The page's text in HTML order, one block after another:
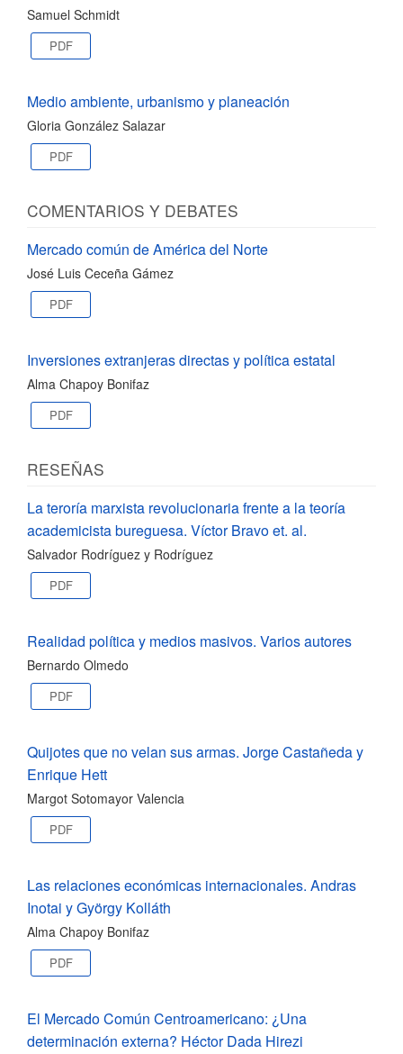
Samuel Schmidt
PDF
Medio ambiente, urbanismo y planeación
Gloria González Salazar
PDF
COMENTARIOS Y DEBATES
Mercado común de América del Norte
José Luis Ceceña Gámez
PDF
Inversiones extranjeras directas y política estatal
Alma Chapoy Bonifaz
PDF
RESEÑAS
La teroría marxista revolucionaria frente a la teoría
academicista bureguesa. Víctor Bravo et. al.
Salvador Rodríguez y Rodríguez
PDF
Realidad política y medios masivos. Varios autores
Bernardo Olmedo
PDF
Quijotes que no velan sus armas. Jorge Castañeda y
Enrique Hett
Margot Sotomayor Valencia
PDF
Las relaciones económicas internacionales. Andras
Inotai y György Kolláth
Alma Chapoy Bonifaz
PDF
El Mercado Común Centroamericano: ¿Una
determinación externa? Héctor Dada Hirezi